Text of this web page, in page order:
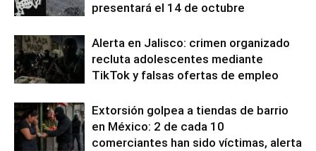
presentará el 14 de octubre
Alerta en Jalisco: crimen organizado
recluta adolescentes mediante
TikTok y falsas ofertas de empleo
Extorsión golpea a tiendas de barrio
en México: 2 de cada 10
comerciantes han sido víctimas, alerta